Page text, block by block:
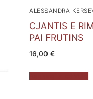
ALESSANDRA
CJANTIS E
PAI FRUTINS
16,00€